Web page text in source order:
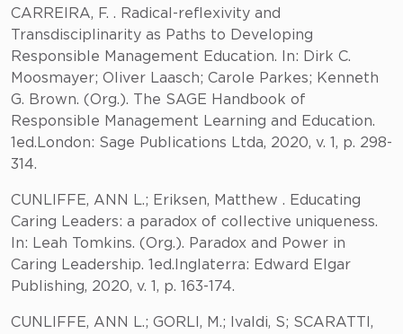
CARREIRA, F. . Radical-reflexivity and
Transdisciplinarity as Paths to Developing
Responsible Management Education. In: Dirk C.
Moosmayer; Oliver Laasch; Carole Parkes; Kenneth
G. Brown. (Org.). The SAGE Handbook of
Responsible Management Learning and Education.
1ed.London: Sage Publications Ltda, 2020, v. 1, p. 298-
314.
CUNLIFFE, ANN L.; Eriksen, Matthew . Educating
Caring Leaders: a paradox of collective uniqueness.
In: Leah Tomkins. (Org.). Paradox and Power in
Caring Leadership. 1ed.Inglaterra: Edward Elgar
Publishing, 2020, v. 1, p. 163-174.
CUNLIFFE, ANN L.; GORLI, M.; Ivaldi, S; SCARATTI,